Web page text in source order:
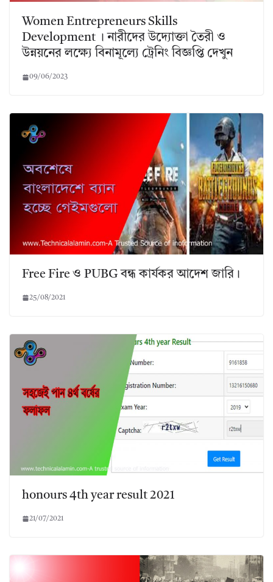
Women Entrepreneurs Skills
Development । নারীদের উদ্যোক্তা তৈরী ও
উন্নয়নের লক্ষ্যে বিনামূল্যে ট্রেনিং বিজ্ঞপ্তি দেখুন
09/06/2023
Free Fire ও PUBG বন্ধ কার্যকর আদেশ জারি।
25/08/2021
honours 4th year result 2021
21/07/2021